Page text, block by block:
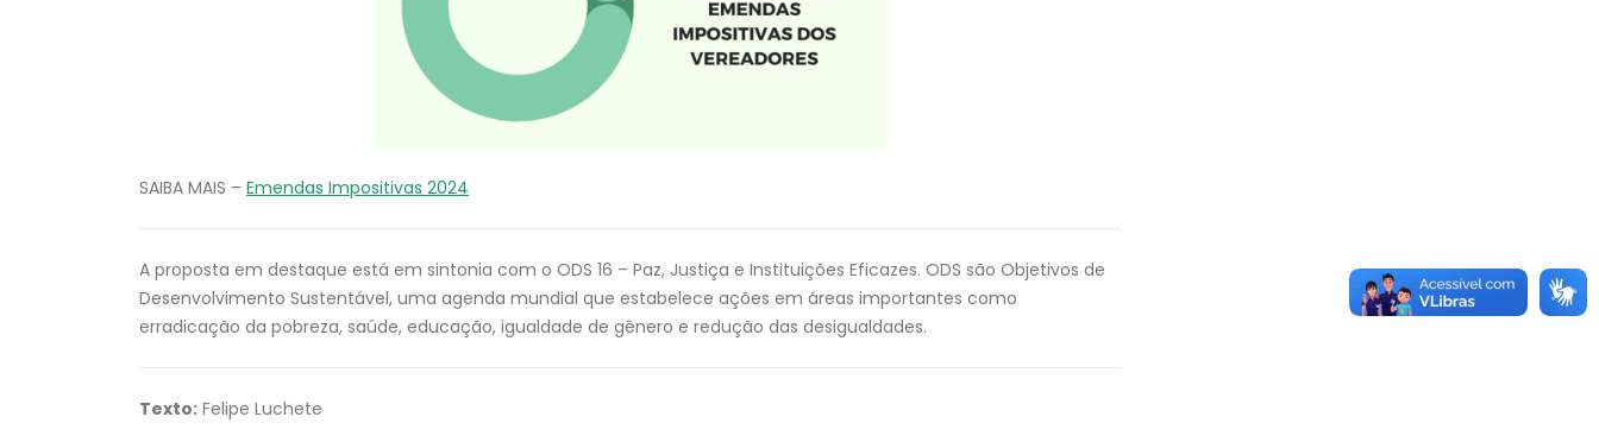
SAIBA MAIS – Emendas Impositivas 2024
A proposta em destaque está em sintonia com o ODS 16 – Paz, Justiça e Instituições Eficazes. ODS são Objetivos de
Desenvolvimento Sustentável, uma agenda mundial que estabelece ações em áreas importantes como
erradicação da pobreza, saúde, educação, igualdade de gênero e redução das desigualdades.
Texto: Felipe Luchete